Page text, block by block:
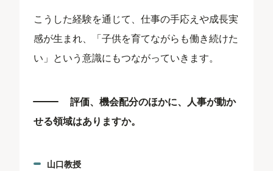
こうした経験を通じて、仕事の手応えや成長実
感が生まれ、「子供を育てながらも働き続けた
い」という意識にもつながっていきます。
評価、機会配分のほかに、人事が動か
せる領域はありますか。
山口教授